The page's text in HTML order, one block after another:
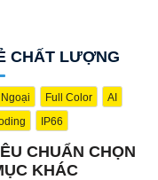
CHẤT LƯỢNG
Full Color
AI
IP66
CHUẨN CHỌN
KHÁC